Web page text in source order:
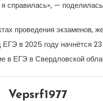
справилась», —
проведения
в 2025 году начнётся
в ЕГЭ в Свердловской
Vepsrf1977